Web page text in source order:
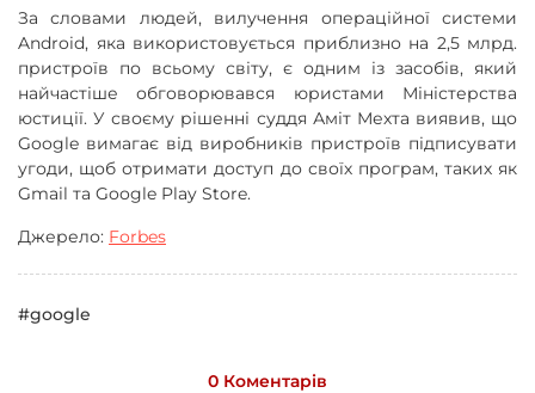
За словами людей, вилучення операційної системи
Android, яка використовується приблизно на 2,5 млрд.
пристроїв по всьому світу, є одним із засобів, який
найчастіше обговорювався юристами Міністерства
юстиції. У своєму рішенні суддя Аміт Мехта виявив, що
Google вимагає від виробників пристроїв підписувати
угоди, щоб отримати доступ до своїх програм, таких як
Gmail та Google Play Store.
Джерело: Forbes
#google
0 Коментарів